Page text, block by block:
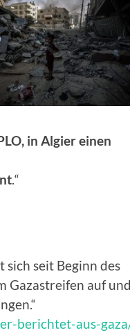
in Algier einen
.“
sich seit Beginn des
Gazastreifen auf und
berichtet-aus-